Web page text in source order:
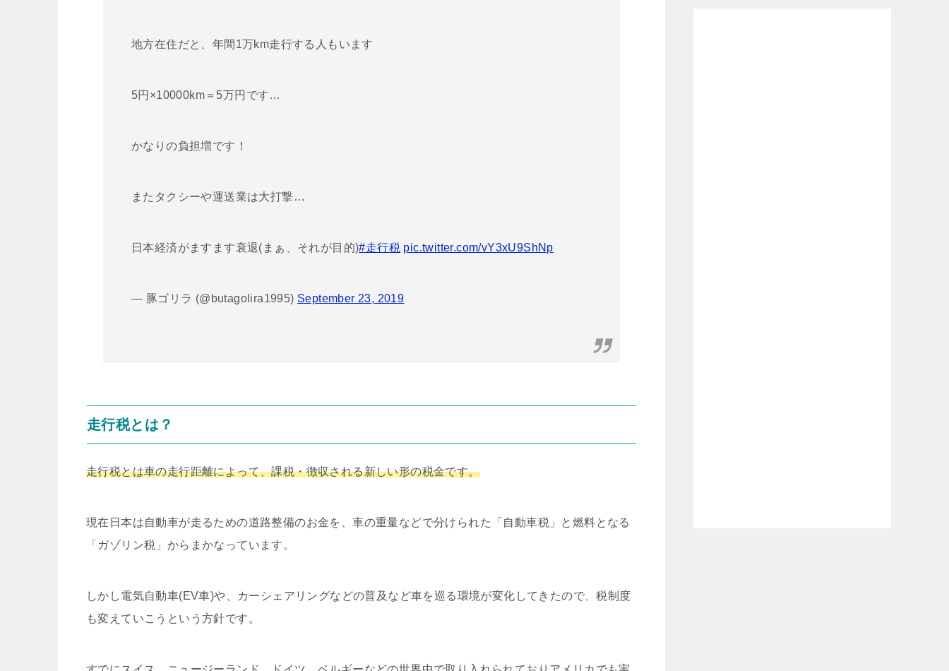
地方在住だと、年間1万km走行する人もいます
5円×10000km＝5万円です…
かなりの負担増です！
またタクシーや運送業は大打撃…
日本経済がますます衰退(まぁ、それが目的)#走行税 pic.twitter.com/vY3xU9ShNp
— 豚ゴリラ (@butagolira1995) September 23, 2019
走行税とは？
走行税とは車の走行距離によって、課税・徴収される新しい形の税金です。
現在日本は自動車が走るための道路整備のお金を、車の重量などで分けられた「自動車税」と燃料となる
「ガゾリン税」からまかなっています。
しかし電気自動車(EV車)や、カーシェアリングなどの普及など車を巡る環境が変化してきたので、税制度
も変えていこうという方針です。